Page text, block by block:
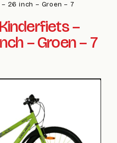
26 inch – Groen – 7
–
– Groen – 7